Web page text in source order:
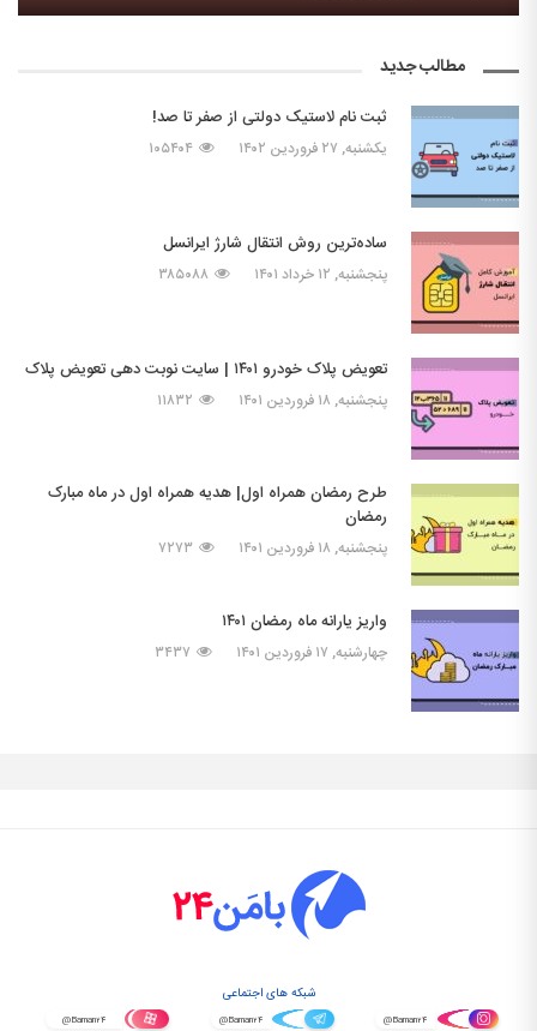
مطالب جدید
ثبت نام لاستیک دولتی از صفر تا صد!
یکشنبه, ۲۷ فروردین ۱۴۰۲ ۱۰۵۴۰۴
ساده‌ترین روش انتقال شارژ ایرانسل
پنجشنبه, ۱۲ خرداد ۱۴۰۱ ۳۸۵۰۸۸
تعویض پلاک خودرو ۱۴۰۱ | سایت نوبت دهی تعویض پلاک
پنجشنبه, ۱۸ فروردین ۱۴۰۱ ۱۱۸۳۲
طرح رمضان همراه اول| هدیه همراه اول در ماه مبارک
رمضان
پنجشنبه, ۱۸ فروردین ۱۴۰۱ ۷۲۷۳
واریز یارانه ماه رمضان ۱۴۰۱
چهارشنبه, ۱۷ فروردین ۱۴۰۱ ۳۴۳۷
شبکه های اجتماعی
@Baman۲۴ @Baman۲۴ @Baman۲۴